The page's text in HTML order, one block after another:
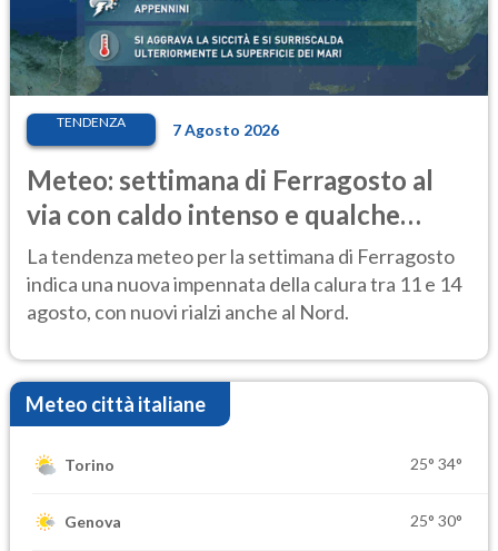
TENDENZA 7 Agosto 2026
Meteo: settimana di Ferragosto al
via con caldo intenso e qualche
temporale
La tendenza meteo per la settimana di Ferragosto
indica una nuova impennata della calura tra 11 e 14
agosto, con nuovi rialzi anche al Nord.
Meteo città italiane
Torino 25° 34°
Genova 25° 30°